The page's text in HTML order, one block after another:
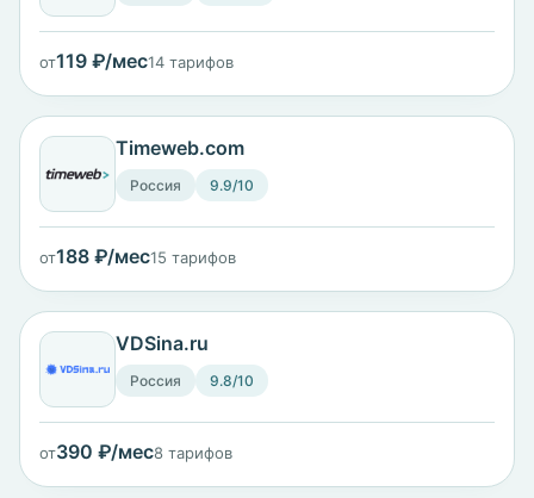
от119 ₽/мес14 тарифов
Timeweb.com
Россия 9.9/10
от188 ₽/мес15 тарифов
VDSina.ru
Россия 9.8/10
от390 ₽/мес8 тарифов